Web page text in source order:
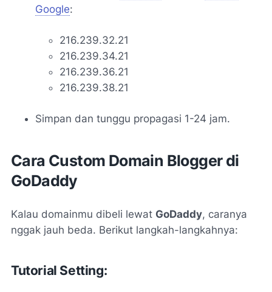
Google:
216.239.32.21
216.239.34.21
216.239.36.21
216.239.38.21
Simpan dan tunggu propagasi 1-24 jam.
Cara Custom Domain Blogger di
GoDaddy
Kalau domainmu dibeli lewat GoDaddy, caranya
nggak jauh beda. Berikut langkah-langkahnya:
Tutorial Setting: